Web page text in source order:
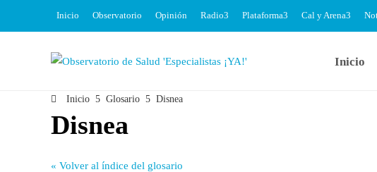
Inicio Observatorio Opinión Radio Plataforma Cal y Arena
Inicio
Inicio Glosario Disnea
Disnea
« Volver al índice del glosario